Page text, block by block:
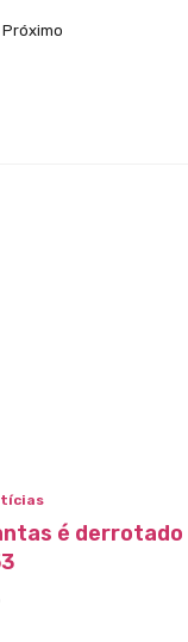
Próximo
é derrotado